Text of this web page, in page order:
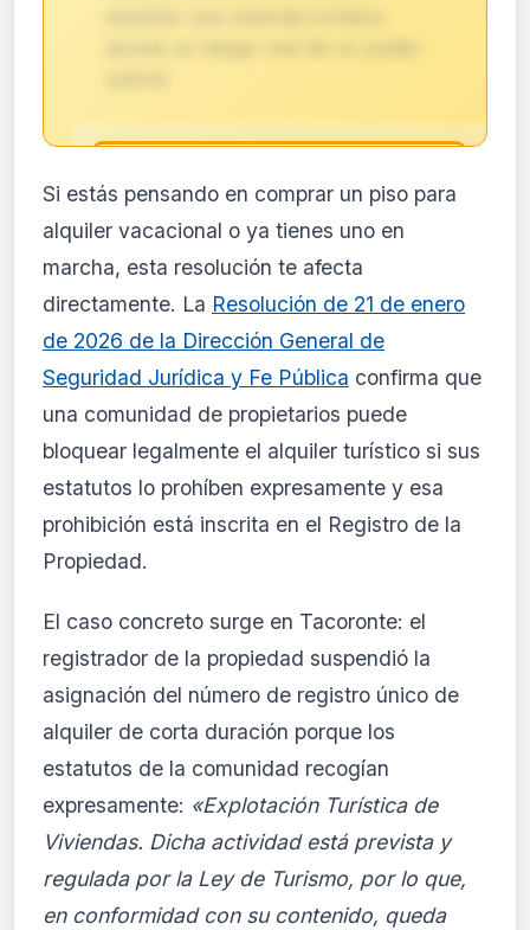
🔒
Análisis de impacto reservado
para suscriptores
El análisis detallado del impacto de esta
normativa está disponible con los planes
completo y recibe alertas personalizadas.
Ver planes
Crear mi cuenta
Desde 9,99 €/mes · Cancela cuando quieras
Si estás pensando en comprar un piso para
alquiler vacacional o ya tienes uno en
marcha, esta resolución te afecta
directamente. La Resolución de 21 de enero
de 2026 de la Dirección General de
Seguridad Jurídica y Fe Pública confirma que
una comunidad de propietarios puede
bloquear legalmente el alquiler turístico si sus
estatutos lo prohíben expresamente y esa
prohibición está inscrita en el Registro de la
Propiedad.
El caso concreto surge en Tacoronte: el
registrador de la propiedad suspendió la
asignación del número de registro único de
alquiler de corta duración porque los
estatutos de la comunidad recogían
expresamente: «Explotación Turística de
Viviendas. Dicha actividad está prevista y
regulada por la Ley de Turismo, por lo que,
en conformidad con su contenido, queda